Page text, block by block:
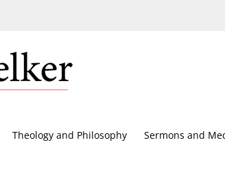
Theology and Philosophy Sermons and